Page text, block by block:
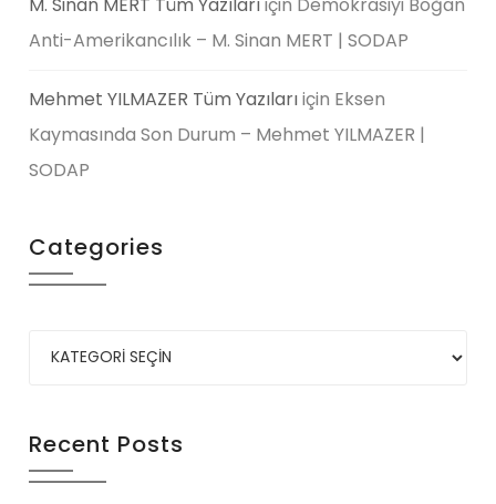
Anti-Amerikancılık – M. Sinan MERT | SODAP
Mehmet YILMAZER Tüm Yazılarıiçin Eksen
Kaymasında Son Durum – Mehmet YILMAZER |
SODAP
Categories
Recent Posts